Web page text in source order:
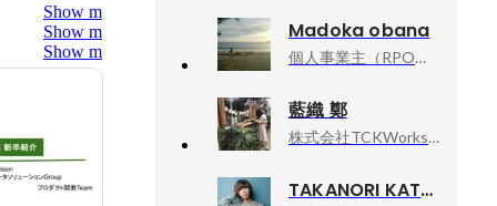
Show more
Show more
Show more
Madoka obana
個人事業主（RPOコンサルタント）, 採用コンサルタント
藍織 鄭
株式会社TCKWorkshop, 人事担当
TAKANORI KATAISHI